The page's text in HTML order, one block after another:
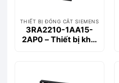
THIẾT BỊ ĐÓNG CẮT SIEMENS
3RA2210-1AA15-
2AP0 – Thiết bị khởi